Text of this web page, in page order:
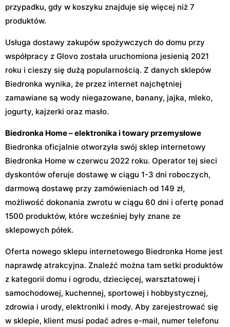
przypadku, gdy w koszyku znajduje się więcej niż 7
produktów.
Usługa dostawy zakupów spożywczych do domu przy
współpracy z Glovo została uruchomiona jesienią 2021
roku i cieszy się dużą popularnością. Z danych sklepów
Biedronka wynika, że przez internet najchętniej
zamawiane są wody niegazowane, banany, jajka, mleko,
jogurty, kajzerki oraz masło.
Biedronka Home – elektronika i towary przemysłowe
Biedronka oficjalnie otworzyła swój sklep internetowy
Biedronka Home w czerwcu 2022 roku. Operator tej sieci
dyskontów oferuje dostawę w ciągu 1-3 dni roboczych,
darmową dostawę przy zamówieniach od 149 zł,
możliwość dokonania zwrotu w ciągu 60 dni i ofertę ponad
1500 produktów, które wcześniej były znane ze
sklepowych półek.
Oferta nowego sklepu internetowego Biedronka Home jest
naprawdę atrakcyjna. Znaleźć można tam setki produktów
z kategorii domu i ogrodu, dziecięcej, warsztatowej i
samochodowej, kuchennej, sportowej i hobbystycznej,
zdrowia i urody, elektroniki i mody. Aby zarejestrować się
w sklepie, klient musi podać adres e-mail, numer telefonu